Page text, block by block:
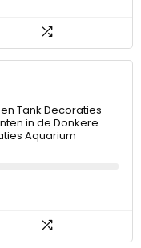
Tank Decoraties
in de Donkere
Aquarium